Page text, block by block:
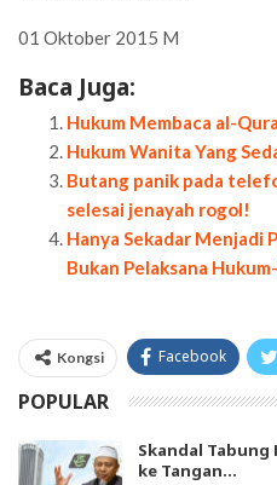
01 Oktober 2015 M
Baca Juga:
Hukum Membaca al-
Hukum Wanita Yang
Butang panik pada
selesai jenayah rogol!
Hanya Sekadar Menjadi
Bukan Pelaksana
Kongsi Facebook
POPULAR
Skandal Tabung
ke Tangan…